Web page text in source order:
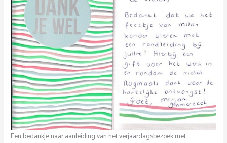
Een bedankje naar aanleiding van het verjaardagsbezoek met